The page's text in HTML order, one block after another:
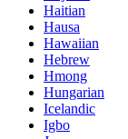
Haitian
Hausa
Hawaiian
Hebrew
Hmong
Hungarian
Icelandic
Igbo